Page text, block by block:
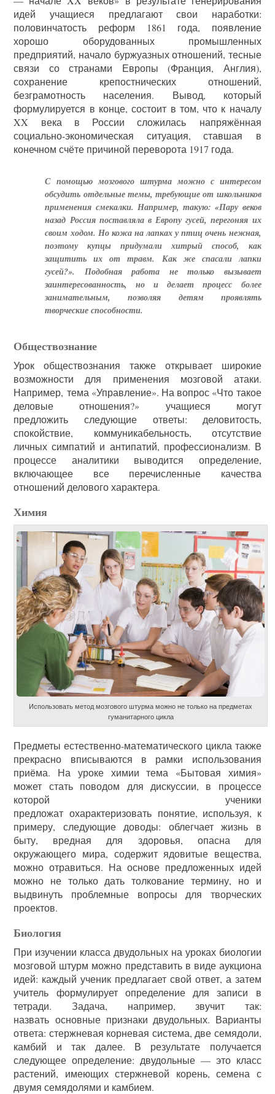
идей учащиеся предлагают свои наработки:
половинчатость реформ 1861 года, появление
хорошо оборудованных промышленных
предприятий, начало буржуазных отношений, тесные
связи со странами Европы (Франция, Англия),
сохранение крепостнических отношений,
безграмотность населения. Вывод, который
формулируется в конце, состоит в том, что к началу
XX века в России сложилась напряжённая
социально-экономическая ситуация, ставшая в
конечном счёте причиной переворота 1917 года.
С помощью мозгового штурма можно с интересом
обсудить отдельные темы, требующие от школьников
применения смекалки. Например, такую: «Пару веков
назад Россия поставляла в Европу гусей, перегоняя их
своим ходом. Но кожа на лапках у птиц очень нежная,
поэтому купцы придумали хитрый способ, как
защитить их от травм. Как же спасали лапки
гусей?». Подобная работа не только вызывает
заинтересованность, но и делает процесс более
занимательным, позволяя детям проявлять
творческие способности.
Обществознание
Урок обществознания также открывает широкие
возможности для применения мозговой атаки.
Например, тема «Управление». На вопрос «Что такое
деловые отношения?» учащиеся могут
предложить следующие ответы: деловитость,
спокойствие, коммуникабельность, отсутствие
личных симпатий и антипатий, профессионализм. В
процессе аналитики выводится определение,
включающее все перечисленные качества
отношений делового характера.
Химия
Использовать метод мозгового штурма можно не только на предметах
гуманитарного цикла
Предметы естественно-математического цикла также
прекрасно вписываются в рамки использования
приёма. На уроке химии тема «Бытовая химия»
может стать поводом для дискуссии, в процессе
которой ученики
предложат охарактеризовать понятие, используя, к
примеру, следующие доводы: облегчает жизнь в
быту, вредная для здоровья, опасна для
окружающего мира, содержит ядовитые вещества,
можно отравиться. На основе предложенных идей
можно не только дать толкование термину, но и
выдвинуть проблемные вопросы для творческих
проектов.
Биология
При изучении класса двудольных на уроках биологии
мозговой штурм можно представить в виде аукциона
идей: каждый ученик предлагает свой ответ, а затем
учитель формулирует определение для записи в
тетради. Задача, например, звучит так:
назвать основные признаки двудольных. Варианты
ответа: стержневая корневая система, две семядоли,
камбий и так далее. В результате получается
следующее определение: двудольные — это класс
растений, имеющих стержневой корень, семена с
двумя семядолями и камбием.